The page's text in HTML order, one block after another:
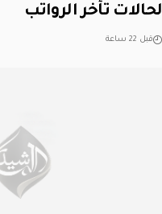
لحالات تأخر الرواتب
قبل 22 ساعة